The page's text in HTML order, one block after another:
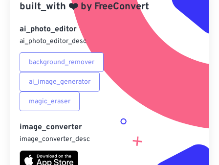
另存為預設
built_with ❤️ by FreeConvert
ai_photo_editor
ai_photo_editor_desc
background_remover
ai_image_generator
magic_eraser
image_converter
image_converter_desc